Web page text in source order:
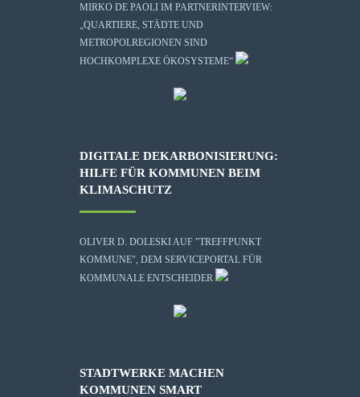
MIRKO DE PAOLI IM PARTNERINTERVIEW:
„QUARTIERE, STÄDTE UND
METROPOLREGIONEN SIND
HOCHKOMPLEXE ÖKOSYSTEME“
DIGITALE DEKARBONISIERUNG:
HILFE FÜR KOMMUNEN BEIM
KLIMASCHUTZ
OLIVER D. DOLESKI AUF "TREFFPUNKT
KOMMUNE", DEM SERVICEPORTAL FÜR
KOMMUNALE ENTSCHEIDER
STADTWERKE MACHEN
KOMMUNEN SMART